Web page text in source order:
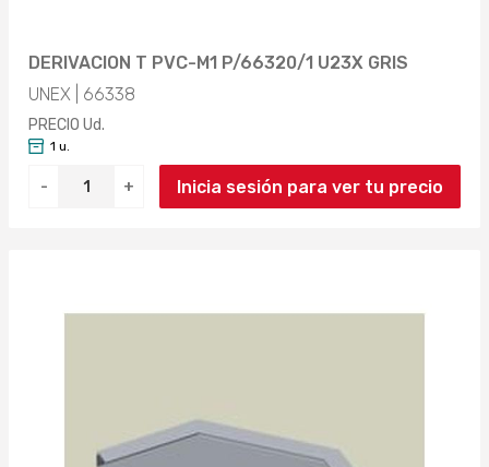
DERIVACION T PVC-M1 P/66320/1 U23X GRIS
UNEX | 66338
PRECIO Ud.
- +
1 u.
Inicia sesión para ver tu precio